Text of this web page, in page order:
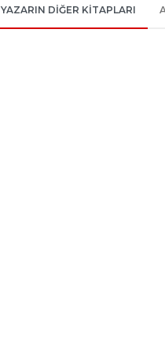
YAZARIN DIĞER KITAPLARI